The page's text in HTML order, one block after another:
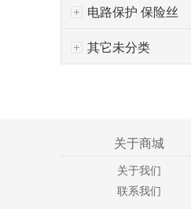
电路保护 保险丝
其它未分类
关于商城
关于我们
联系我们